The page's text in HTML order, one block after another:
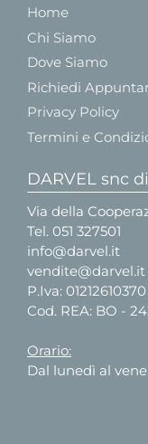
Home
Chi Siamo
Dove Siamo
Richiedi
Privacy Policy
Termini e
DARVEL snc
Via della
Tel. 051 327501
info@darvel.it
vendite@darvel.it
P.Iva: 01212610370
Cod. REA: BO -
Orario:
Dal lunedì al